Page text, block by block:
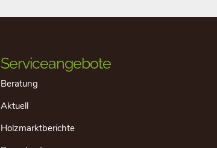
Serviceangebote
Beratung
Aktuell
Holzmarktberichte